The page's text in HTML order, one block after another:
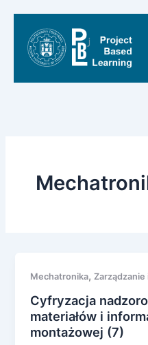
Mechatronika,
Cyfryzacja
materiałów i
montażowej (7)